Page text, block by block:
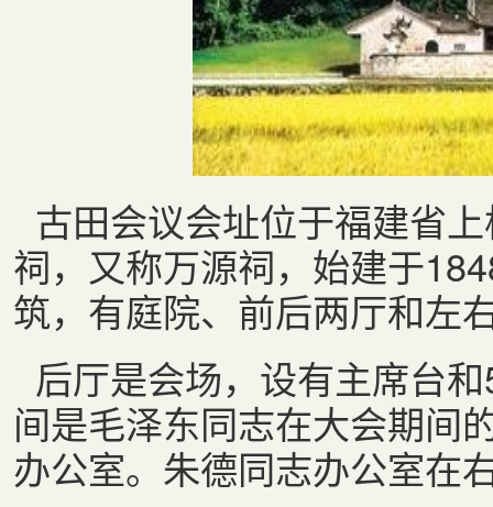
古田会议会址位于福建省
祠，又称万源祠，始建于
筑，有庭院、前后两厅和左
后厅是会场，设有主席台和
间是毛泽东同志在大会期间
办公室。朱德同志办公室在